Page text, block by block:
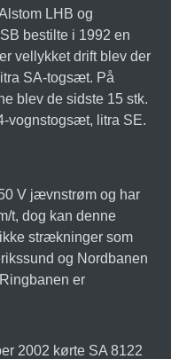
LHB og
bestilte i 1992 en
vellykket drift blev der
SA-togsæt. På
blev de sidste 15 stk.
vognstogsæt, litra SE.
V jævnstrøm og har
t, dog kan denne
strækninger som
og Nordbanen
er
2002 kørte SA 8122